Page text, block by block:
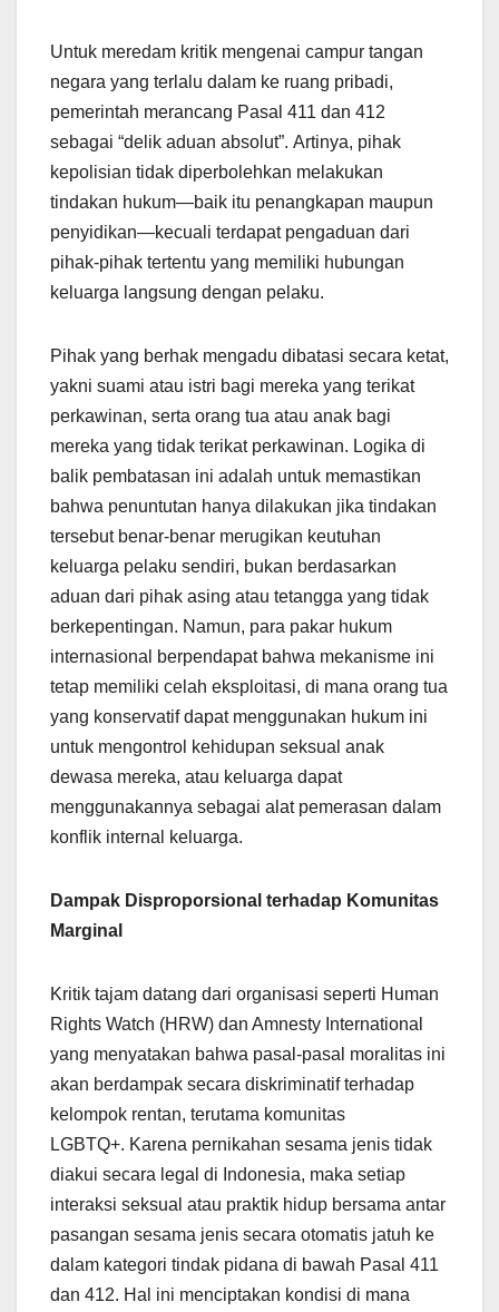
Untuk meredam kritik mengenai campur tangan
negara yang terlalu dalam ke ruang pribadi,
pemerintah merancang Pasal 411 dan 412
sebagai “delik aduan absolut”. Artinya, pihak
kepolisian tidak diperbolehkan melakukan
tindakan hukum—baik itu penangkapan maupun
penyidikan—kecuali terdapat pengaduan dari
pihak-pihak tertentu yang memiliki hubungan
keluarga langsung dengan pelaku.
Pihak yang berhak mengadu dibatasi secara ketat,
yakni suami atau istri bagi mereka yang terikat
perkawinan, serta orang tua atau anak bagi
mereka yang tidak terikat perkawinan. Logika di
balik pembatasan ini adalah untuk memastikan
bahwa penuntutan hanya dilakukan jika tindakan
tersebut benar-benar merugikan keutuhan
keluarga pelaku sendiri, bukan berdasarkan
aduan dari pihak asing atau tetangga yang tidak
berkepentingan. Namun, para pakar hukum
internasional berpendapat bahwa mekanisme ini
tetap memiliki celah eksploitasi, di mana orang tua
yang konservatif dapat menggunakan hukum ini
untuk mengontrol kehidupan seksual anak
dewasa mereka, atau keluarga dapat
menggunakannya sebagai alat pemerasan dalam
konflik internal keluarga.
Dampak Disproporsional terhadap Komunitas
Marginal
Kritik tajam datang dari organisasi seperti Human
Rights Watch (HRW) dan Amnesty International
yang menyatakan bahwa pasal-pasal moralitas ini
akan berdampak secara diskriminatif terhadap
kelompok rentan, terutama komunitas
LGBTQ+. Karena pernikahan sesama jenis tidak
diakui secara legal di Indonesia, maka setiap
interaksi seksual atau praktik hidup bersama antar
pasangan sesama jenis secara otomatis jatuh ke
dalam kategori tindak pidana di bawah Pasal 411
dan 412. Hal ini menciptakan kondisi di mana